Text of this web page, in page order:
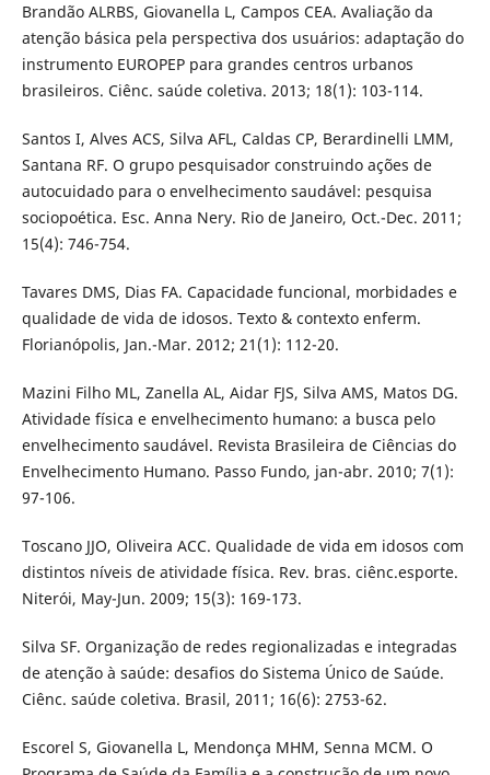
Brandão ALRBS, Giovanella L, Campos CEA. Avaliação da
atenção básica pela perspectiva dos usuários: adaptação do
instrumento EUROPEP para grandes centros urbanos
brasileiros. Ciênc. saúde coletiva. 2013; 18(1): 103-114.
Santos I, Alves ACS, Silva AFL, Caldas CP, Berardinelli LMM,
Santana RF. O grupo pesquisador construindo ações de
autocuidado para o envelhecimento saudável: pesquisa
sociopoética. Esc. Anna Nery. Rio de Janeiro, Oct.-Dec. 2011;
15(4): 746-754.
Tavares DMS, Dias FA. Capacidade funcional, morbidades e
qualidade de vida de idosos. Texto & contexto enferm.
Florianópolis, Jan.-Mar. 2012; 21(1): 112-20.
Mazini Filho ML, Zanella AL, Aidar FJS, Silva AMS, Matos DG.
Atividade física e envelhecimento humano: a busca pelo
envelhecimento saudável. Revista Brasileira de Ciências do
Envelhecimento Humano. Passo Fundo, jan-abr. 2010; 7(1):
97-106.
Toscano JJO, Oliveira ACC. Qualidade de vida em idosos com
distintos níveis de atividade física. Rev. bras. ciênc.esporte.
Niterói, May-Jun. 2009; 15(3): 169-173.
Silva SF. Organização de redes regionalizadas e integradas
de atenção à saúde: desafios do Sistema Único de Saúde.
Ciênc. saúde coletiva. Brasil, 2011; 16(6): 2753-62.
Escorel S, Giovanella L, Mendonça MHM, Senna MCM. O